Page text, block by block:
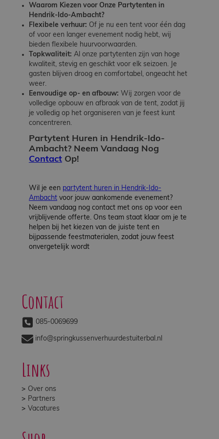
Waarom Kiezen voor Onze Partytenten in
Hendrik-Ido-Ambacht?
Flexibele verhuur: Of je nu een tent voor één dag
of voor een langer evenement nodig hebt, wij
bieden flexibele huurvoorwaarden.
Topkwaliteit: Al onze partytenten zijn van hoge
kwaliteit, stevig en geschikt voor elk seizoen. Je
gasten blijven droog en comfortabel, ongeacht het
weer.
Eenvoudige op- en afbouw: Wij zorgen voor de
volledige opbouw en afbraak van de tent, zodat jij
je volledig op het organiseren van je feest kunt
concentreren.
Partytent Huren in Hendrik-Ido-
Ambacht? Neem Vandaag Nog
Contact Op!
Wil je een partytent huren in Hendrik-Ido-
Ambacht voor jouw aankomende evenement?
Neem vandaag nog contact met ons op voor een
vrijblijvende offerte. Ons team staat klaar om je te
helpen bij het kiezen van de juiste tent en
bijpassende feestmaterialen, zodat jouw feest
onvergetelijk wordt
Contact
085-0069699
info@springkussenverhuurdestuiterbal.nl
Links
Over ons
Partners
Vacatures